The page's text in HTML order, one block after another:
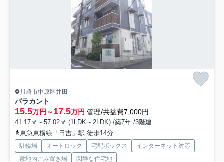
川崎市中原区井田
パラカント
15.5万円～17.5万円 管理/共益費7,000円
41.17㎡～57.02㎡ (1LDK～2LDK) /築7年 /3階建
東急東横線「日吉」駅 徒歩14分
駐輪場 オートロック 宅配ボックス
インターネット対応
敷地内ごみ置き場
閑静な住宅地